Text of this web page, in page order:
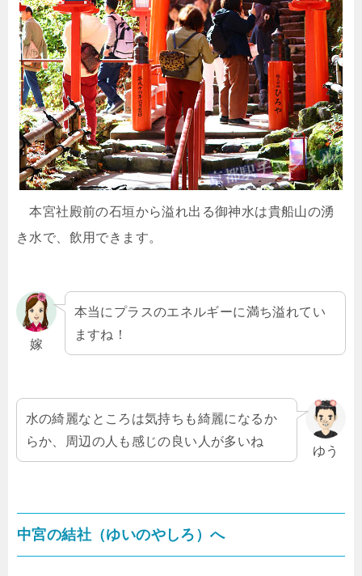
本宮社殿前の石垣から溢れ出る御神水は貴船山の湧
き水で、飲用できます。
嫁
本当にプラスのエネルギーに満ち溢れてい
ますね！
ゆう
水の綺麗なところは気持ちも綺麗になるか
らか、周辺の人も感じの良い人が多いね
中宮の結社（ゆいのやしろ）へ